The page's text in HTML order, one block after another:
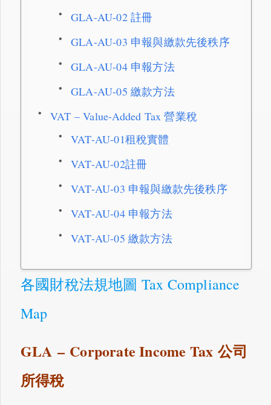
GLA-AU-02 註冊
GLA-AU-03 申報與繳款先後秩序
GLA-AU-04 申報方法
GLA-AU-05 繳款方法
VAT – Value-Added Tax 營業稅
VAT-AU-01租稅實體
VAT-AU-02註冊
VAT-AU-03 申報與繳款先後秩序
VAT-AU-04 申報方法
VAT-AU-05 繳款方法
各國財稅法規地圖 Tax Compliance
Map
GLA – Corporate Income Tax公司
所得稅